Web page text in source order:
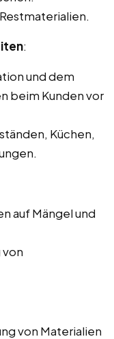
:
und dem
beim Kunden vor
Küchen,
auf Mängel und
von Materialien